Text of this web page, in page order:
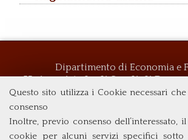
Questo sito utilizza i Cookie necessari
consenso
Inoltre, previo consenso dell’interessato,
cookie per alcuni servizi specifici
Dipartimento di Economia e
Università degli Studi di Roma
Via Columbia, 2
Tel. +39 06 7259 5719